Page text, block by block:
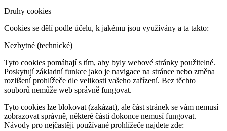
Druhy cookies
Cookies se dělí podle účelu, k jakému jsou využívány a ta takto:
Nezbytné (technické)
Tyto cookies pomáhají s tím, aby byly webové stránky použitelné.
Poskytují základní funkce jako je navigace na stránce nebo změna
rozlišení prohlížeče dle velikosti vašeho zařízení. Bez těchto
souborů nemůže web správně fungovat.
Tyto cookies lze blokovat (zakázat), ale část stránek se vám nemusí
zobrazovat správně, některé části dokonce nemusí fungovat.
Návody pro nejčastěji používané prohlížeče najdete zde: